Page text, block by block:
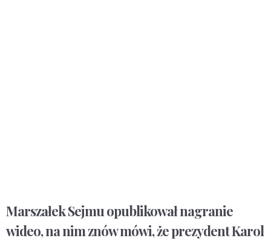
Marszałek Sejmu opublikował nagranie
wideo, na nim znów mówi, że prezydent Karol